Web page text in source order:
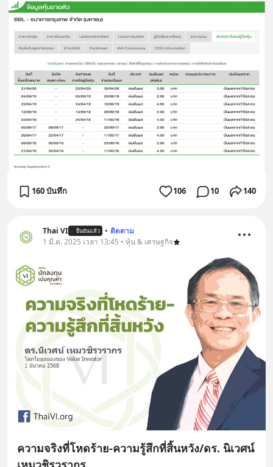
160 บันทึก 106 10 140
Thai VI ยืนยันแล้ว • ติดตาม
1 มี.ค. 2025 เวลา 13:45 • หุ้น & เศรษฐกิจ
ความจริงที่โหดร้าย-ความรู้สึกที่สิ้นหวัง/ดร. นิเวศน์